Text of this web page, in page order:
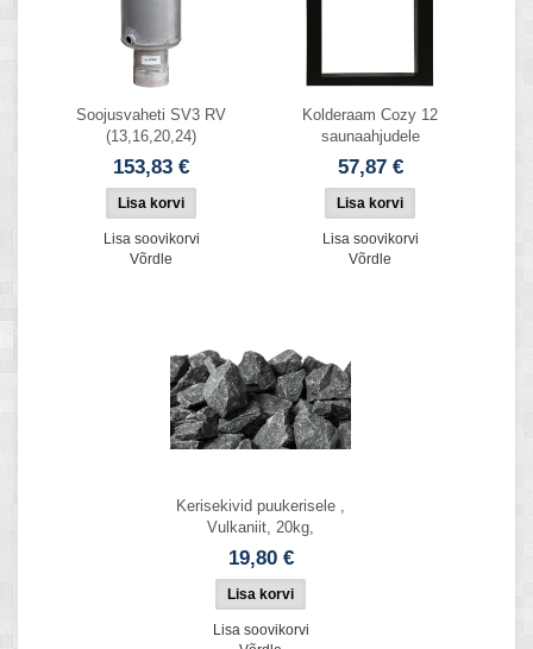
Soojusvaheti SV3 RV
(13,16,20,24)
153,83 €
Lisa soovikorvi
Võrdle
Kolderaam Cozy 12
saunaahjudele
57,87 €
Lisa soovikorvi
Võrdle
Kerisekivid puukerisele ,
Vulkaniit, 20kg,
19,80 €
Lisa soovikorvi